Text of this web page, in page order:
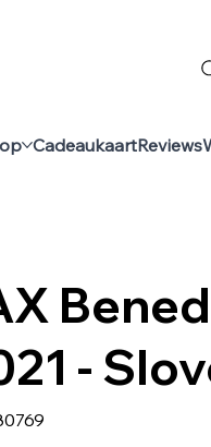
CadeaukaartReviews
-